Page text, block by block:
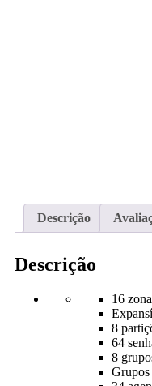
Descrição
Descrição
16
8
64
8
Grupos